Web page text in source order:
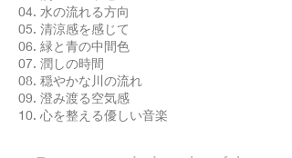
04. 水の流れる方向
05. 清涼感を感じて
06. 緑と青の中間色
07. 潤しの時間
08. 穏やかな川の流れ
09. 澄み渡る空気感
10. 心を整える優しい音楽